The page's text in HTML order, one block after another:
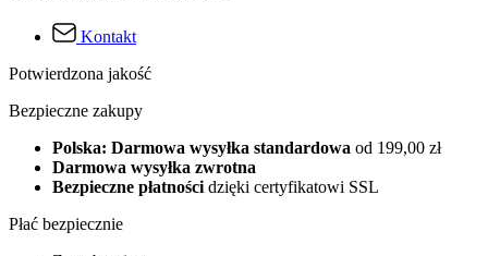
Kontakt
Potwierdzona jakość
Bezpieczne zakupy
Polska: Darmowa wysyłka standardowa od 199,00 zł
Darmowa wysyłka zwrotna
Bezpieczne płatności dzięki certyfikatowi SSL
Płać bezpiecznie